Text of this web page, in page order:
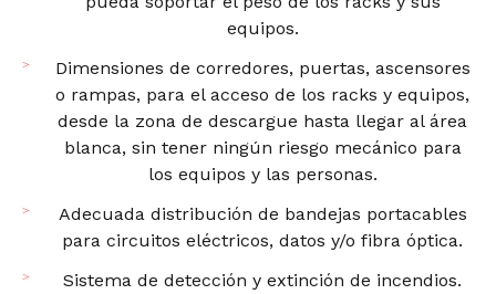
equipos.
Dimensiones de corredores, puertas, ascensores
o rampas, para el acceso de los racks y equipos,
desde la zona de descargue hasta llegar al área
blanca, sin tener ningún riesgo mecánico para
los equipos y las personas.
Adecuada distribución de bandejas portacables
para circuitos eléctricos, datos y/o fibra óptica.
Sistema de detección y extinción de incendios.